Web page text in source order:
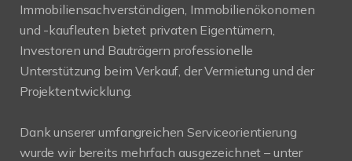
Immobiliensachverständigen, Immobilienökonomen
und -kaufleuten bietet privaten Eigentümern,
Investoren und Bauträgern professionelle
Unterstützung beim Verkauf, der Vermietung und der
Projektentwicklung.
Dank unserer umfangreichen Serviceorientierung
wurde wir bereits mehrfach ausgezeichnet – unter